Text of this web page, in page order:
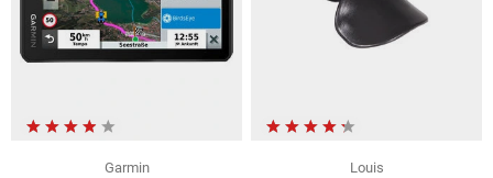
Garmin Louis